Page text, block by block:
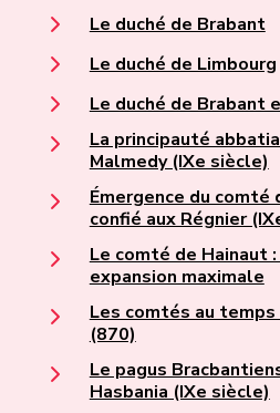
Le duché de Brabant
Le duché de Limbourg
Le duché de Brabant
La principauté
Malmedy (IXe siècle)
Émergence du comté
confié aux Régnier
Le comté de Hainaut
expansion maximale
Les comtés au
(870)
Le pagus
Hasbania (IXe siècle)